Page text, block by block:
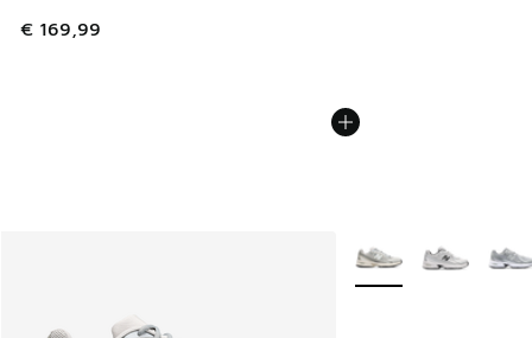
€ 169,99
Plus de couleurs